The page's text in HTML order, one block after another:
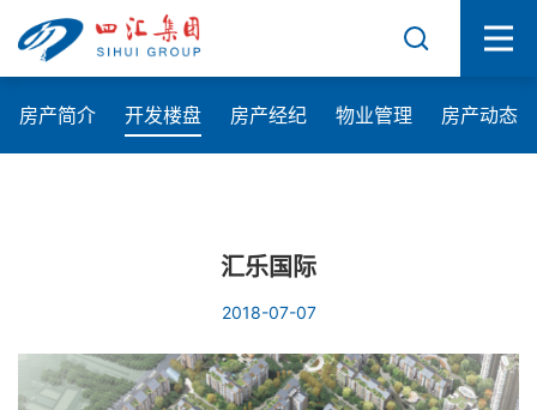
房产简介 开发楼盘 房产经纪 物业管理 房产动态
汇乐国际
2018-07-07